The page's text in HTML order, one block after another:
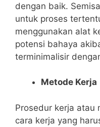
dengan baik.
untuk proses
menggunakan alat
potensi bahaya
terminimalisir
Metode Kerja
Prosedur kerja atau
cara kerja yang